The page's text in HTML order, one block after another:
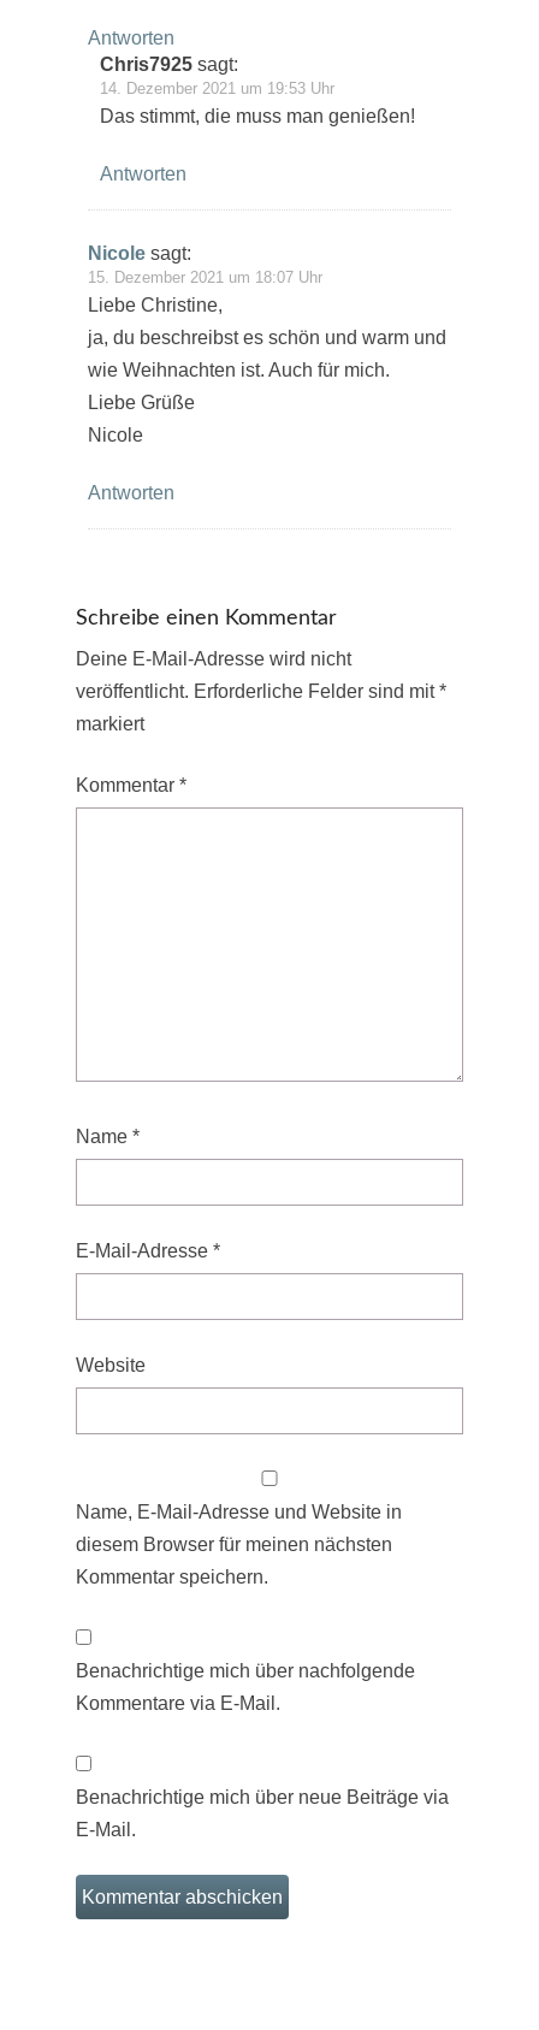
Antworten
Chris7925 sagt:
14. Dezember 2021 um 19:53 Uhr
Das stimmt, die muss man genießen!
Antworten
Nicole sagt:
15. Dezember 2021 um 18:07 Uhr
Liebe Christine,
ja, du beschreibst es schön und warm und
wie Weihnachten ist. Auch für mich.
Liebe Grüße
Nicole
Antworten
Schreibe einen Kommentar
Deine E-Mail-Adresse wird nicht
veröffentlicht. Erforderliche Felder sind mit*
markiert
Kommentar *
Name *
E-Mail-Adresse *
Website
Name, E-Mail-Adresse und Website in
diesem Browser für meinen nächsten
Kommentar speichern.
Benachrichtige mich über nachfolgende
Kommentare via E-Mail.
Benachrichtige mich über neue Beiträge via
E-Mail.